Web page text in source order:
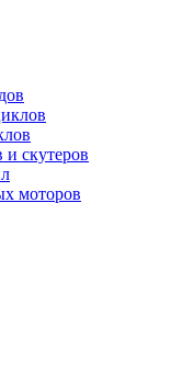
скутеров
моторов